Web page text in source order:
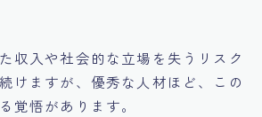
収入や社会的な立場を失うリスク
けますが、優秀な人材ほど、この
覚悟があります。